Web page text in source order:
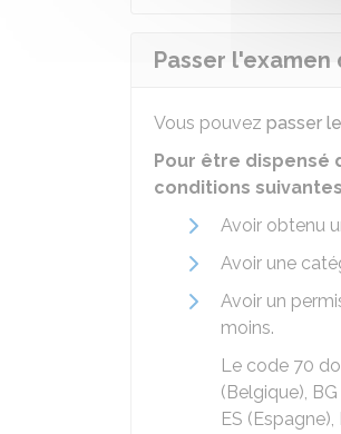
Passer
Vous pouvez passer
Pour être dispensé
conditions
Avoir obtenu
Avoir une
Avoir un
moins.
Le code 70
(Belgique),
ES